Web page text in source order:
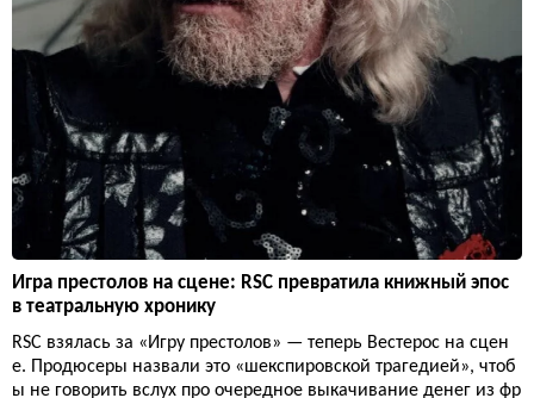
Игра престолов на сцене: RSC превратила книжный эпос
в театральную хронику
RSC взялась за «Игру престолов» — теперь Вестерос на сцен
е. Продюсеры назвали это «шекспировской трагедией», чтоб
ы не говорить вслух про очередное выкачивание денег из фр